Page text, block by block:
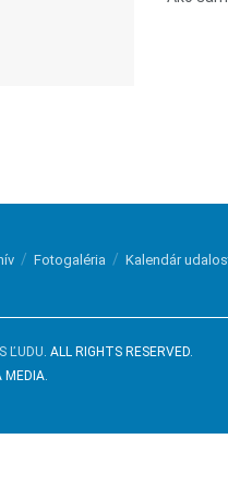
Fotogaléria Kalendár
ĽUDU. ALL RIGHTS RESERVED.
MEDIA.